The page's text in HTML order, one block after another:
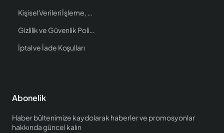
Kişisel Verileri İşleme, Saklama ve İmha Politikası
Gizlilik ve Güvenlik Politikası
İptal ve İade Koşulları
Abonelik
Haber bültenimize kaydolarak haberler ve promosyonlar
hakkında güncel kalın